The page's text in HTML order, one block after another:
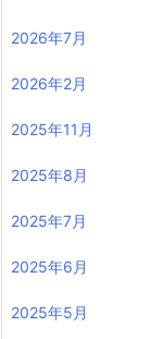
2026年7月
2026年2月
2025年11月
2025年8月
2025年7月
2025年6月
2025年5月